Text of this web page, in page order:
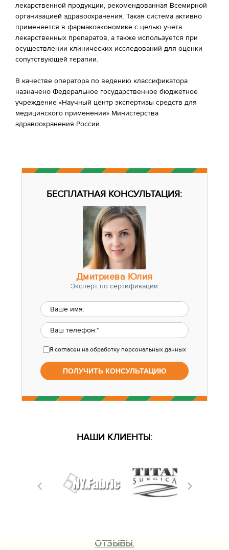
лекарственной продукции, рекомендованная Всемирной
организацией здравоохранения. Такая система активно
применяется в фармакоэкономике с целью учета
лекарственных препаратов, а также используется при
осуществлении клинических исследований для оценки
сопутствующей терапии.​
В качестве оператора по ведению классификатора
назначено Федеральное государственное бюджетное
учреждение «Научный центр экспертизы средств для
медицинского применения» Министерства
здравоохранения России.
БЕСПЛАТНАЯ КОНСУЛЬТАЦИЯ:
Дмитриева Юлия
Эксперт по сертификации
Я согласен на обработку персональных данных
НАШИ КЛИЕНТЫ:
ОТЗЫВЫ: